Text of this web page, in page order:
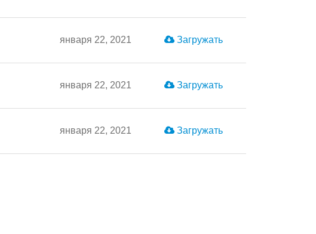
января 22, 2021 Загружать
января 22, 2021 Загружать
января 22, 2021 Загружать